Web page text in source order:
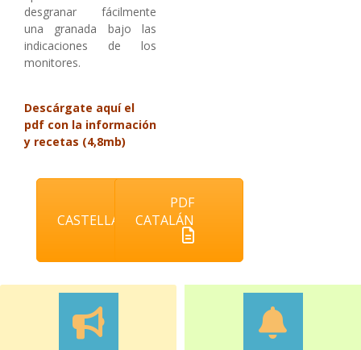
desgranar fácilmente
una granada bajo las
indicaciones de los
monitores.
Descárgate aquí el
pdf con la información
y recetas (4,8mb)
CASTELLANO
PDF
CATALÁN